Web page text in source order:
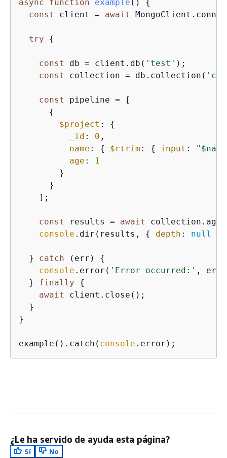
async function example ( ) {
const
client = await
try {
const db = client.db( 'test' );
const
collection = db.collection(
const
pipeline = [
{
$project : {
_id : 0 ,
name : { $rtrim : { input :
age :
1
        }
      }
    ];
const results = await
console .dir(results, { depth : null
  }
catch (err) {
console .error( 'Error occurred:' ,
  }
finally
{
await
client.close();
  }
}
example().catch( console .error);
¿Le ha servido de ayuda esta página?
Sí
No